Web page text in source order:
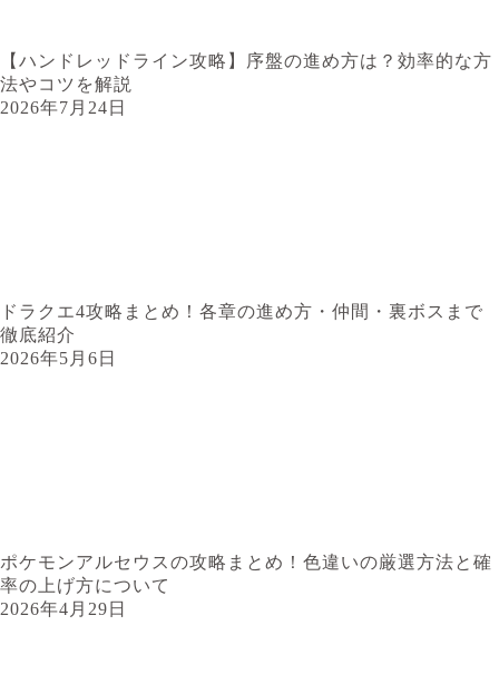
【ハンドレッドライン攻略】序盤の進め方は？効率的な方
法やコツを解説
2026年7月24日
ドラクエ4攻略まとめ！各章の進め方・仲間・裏ボスまで
徹底紹介
2026年5月6日
ポケモンアルセウスの攻略まとめ！色違いの厳選方法と確
率の上げ方について
2026年4月29日